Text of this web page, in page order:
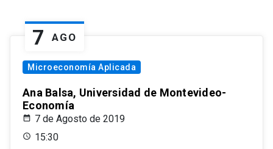
7 AGO
Microeconomía Aplicada
Ana Balsa, Universidad de Montevideo-
Economía
7 de Agosto de 2019
15:30